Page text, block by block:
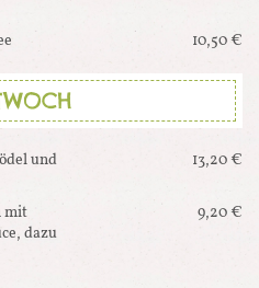
10,50 €
und
13,20 €
mit
dazu
9,20 €